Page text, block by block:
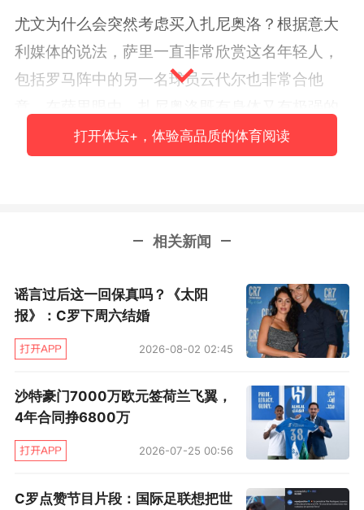
尤文为什么会突然考虑买入扎尼奥洛？根据意大
利媒体的说法，萨里一直非常欣赏这名年轻人，
包括罗马阵中的另一名球员云代尔也非常合他
战术执行力，他插上、传球的能力，以及禁区外
的远射能力都是尤文所欠缺的。此前萨里曾希望
球员会是不错的选择。
另一方面，其实罗马现在也在考虑出售扎尼奥
洛，原因？还不是钱，目前罗马的转让出现了问
题，丹·弗莱德金始终没有完成对球队的收购，这
务问题。如此局面之下，出售扎尼奥洛可以一定
程度缓解俱乐部的财政危机。
扎尼奥洛来说，现在就出国加盟其它豪门有些为
打开体坛+，体验高品质的体育阅读
相关新闻
谣言过后这一回保真吗？《太阳
报》：C罗下周六结婚
2026-08-02 02:45
沙特豪门7000万欧元签荷兰飞翼，
4年合同挣6800万
2026-07-25 00:56
C罗点赞节目片段：国际足联想把世